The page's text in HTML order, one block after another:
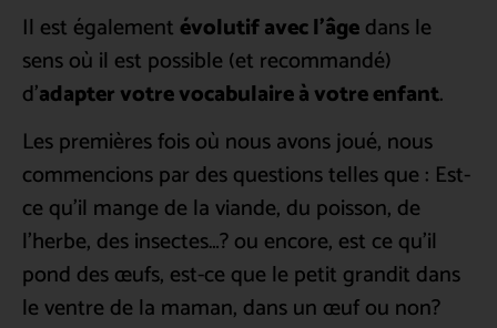
Il est égalementévolutif avec l’âgedans le
sens où il est possible (et recommandé)
d’adapter votre vocabulaire à votre enfant.
Les premières fois où nous avons joué, nous
commencions par des questions telles que : Est-
ce qu’il mange de la viande, du poisson, de
l’herbe, des insectes…? ou encore, est ce qu’il
pond des œufs, est-ce que le petit grandit dans
le ventre de la maman, dans un œuf ou non?